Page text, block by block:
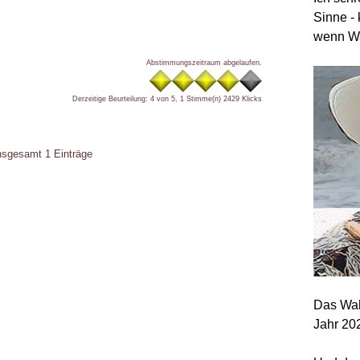
Abstimmungszeitraum abgelaufen.
Derzeitige Beurteilung: 4 von 5, 1 Stimme(n) 2429 Klicks
1 Einträge
Sinne -
wenn
Das
Jahr